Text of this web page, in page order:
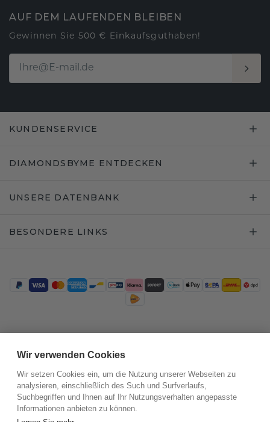
AUF DEM LAUFENDEN BLEIBEN
Gewinnen Sie 500 € Einkaufsguthaben!
KUNDENSERVICE
DIAMONDSBYME ENTDECKEN
UNSERE DATENBANK
BESONDERE LINKS
Wir verwenden Cookies
Wir setzen Cookies ein, um die Nutzung unserer Webseiten zu
analysieren, einschließlich des Such und Surfverlaufs,
Suchbegriffen und Ihnen auf Ihr Nutzungsverhalten angepasste
Informationen anbieten zu können.